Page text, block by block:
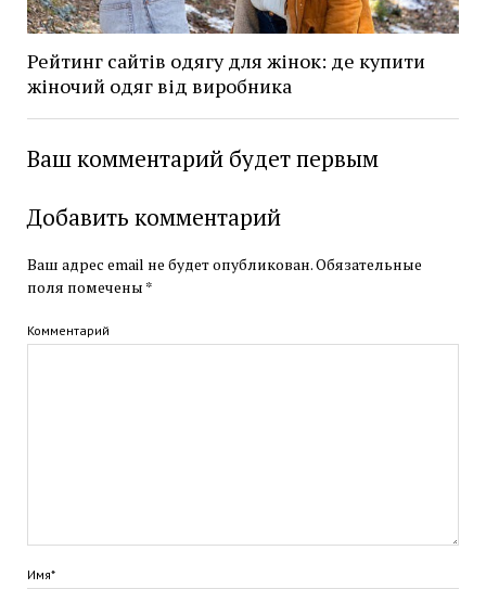
Рейтинг сайтів одягу для жінок: де купити
жіночий одяг від виробника
Ваш комментарий будет первым
Добавить комментарий
Ваш адрес email не будет опубликован.Обязательные
поля помечены *
Комментарий
Имя*